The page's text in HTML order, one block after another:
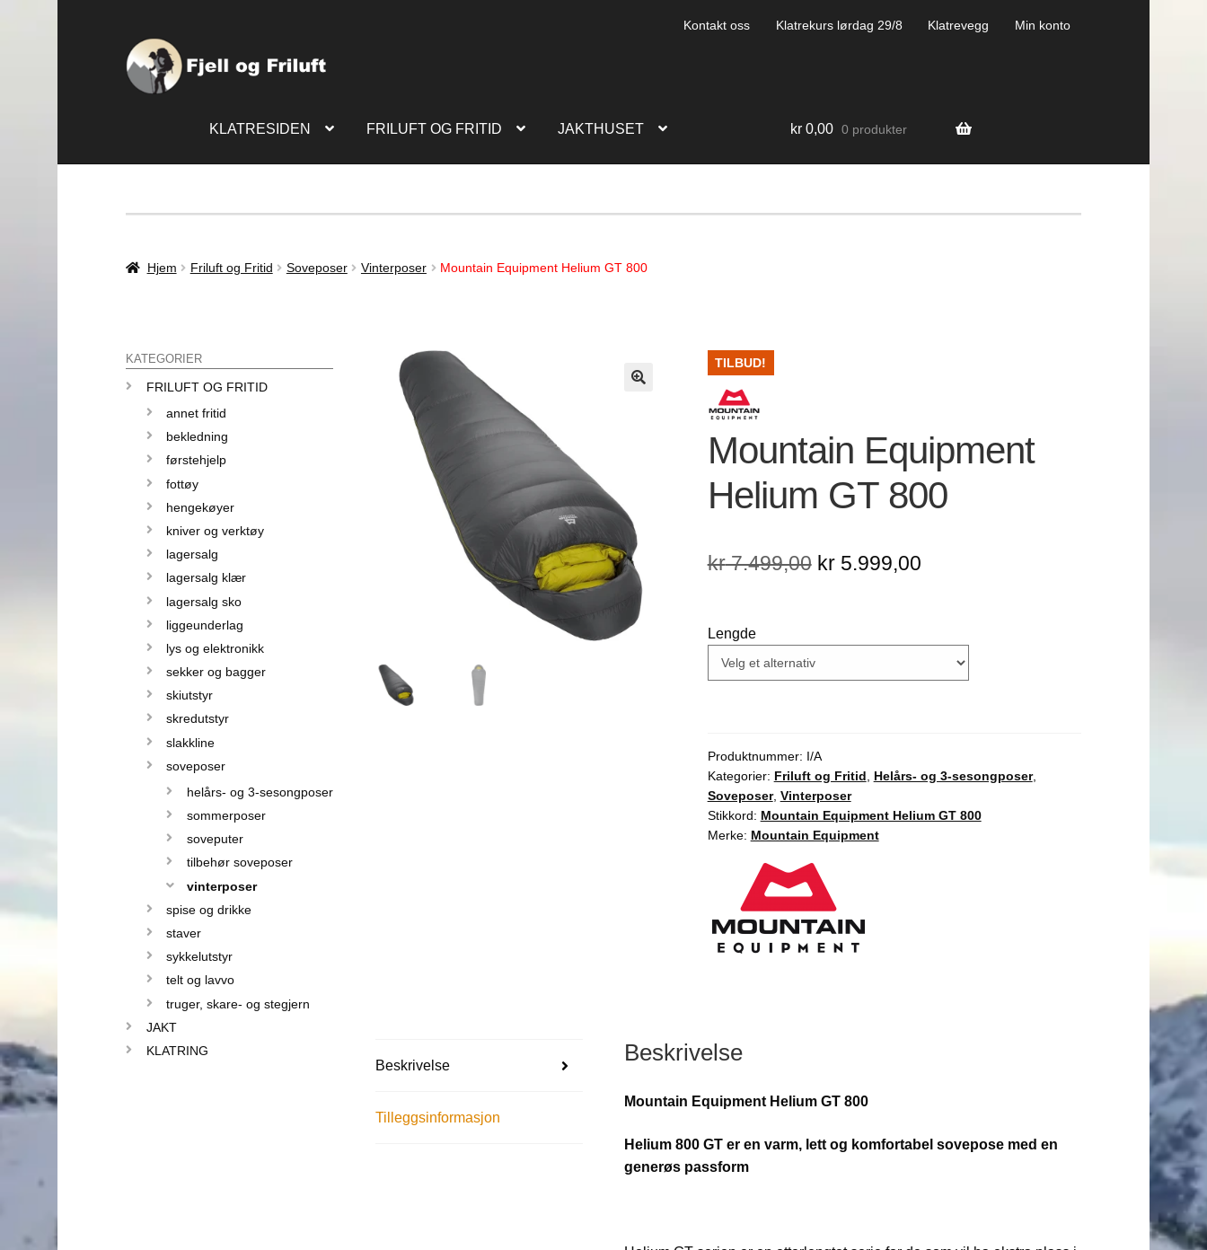
Kontakt oss Klatrekurs lørdag 29/8 Klatrevegg Min konto
KLATRESIDEN FRILUFT OG FRITID JAKTHUSET kr 0,00 0 produkter
Hjem Friluft og Fritid Soveposer Vinterposer Mountain Equipment Helium GT 800
TILBUD!
Mountain Equipment
Helium GT 800
kr7.499,00 Opprinnelig
kr5.999,00Nåværende
kr 5.999,00.
Lengde
Produktnummer: I/A
Kategorier: Friluft og Fritid, Helårs- og 3-sesongposer,
Soveposer, Vinterposer
Stikkord: Mountain Equipment Helium GT 800
Merke: Mountain Equipment
Beskrivelse
Tilleggsinformasjon
Beskrivelse
Mountain Equipment Helium GT 800
Helium 800 GT er en varm, lett og komfortabel sovepose med en
generøs passform
KATEGORIER
FRILUFT OG FRITID
annet fritid
bekledning
førstehjelp
fottøy
hengekøyer
kniver og verktøy
lagersalg
lagersalg klær
lagersalg sko
liggeunderlag
lys og elektronikk
sekker og bagger
skiutstyr
skredutstyr
slakkline
soveposer
helårs- og 3-sesongposer
sommerposer
soveputer
tilbehør soveposer
vinterposer
spise og drikke
staver
sykkelutstyr
telt og lavvo
truger, skare- og stegjern
JAKT
KLATRING